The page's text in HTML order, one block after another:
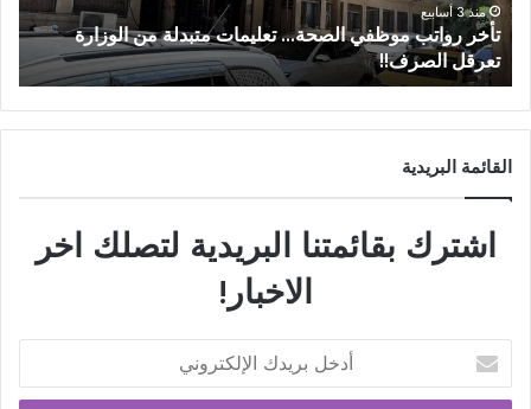
منذ 3 أسابيع
من عتيل .. تكريم يوثق إرث عالم الآثار الراحل علي أبو
عساف.
القائمة البريدية
اشترك بقائمتنا البريدية لتصلك اخر
الاخبار!